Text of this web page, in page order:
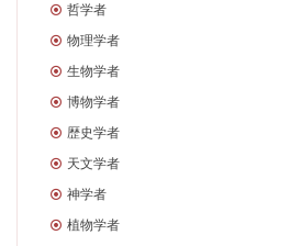
哲学者
物理学者
生物学者
博物学者
歴史学者
天文学者
神学者
植物学者